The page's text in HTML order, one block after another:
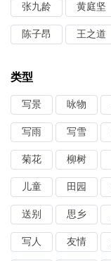
张九龄 黄庭坚
陈子昂 王之道
类型
写景 咏物
写雨 写雪
菊花 柳树
儿童 田园
送别 思乡
写人 友情